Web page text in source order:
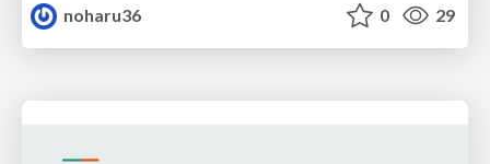
noharu36
0 29